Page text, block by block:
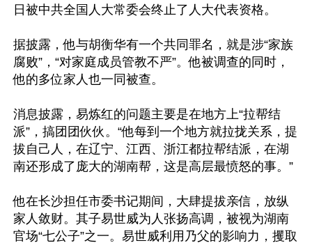
日被中共全国人大常委会终止了人大代表资格。
据披露，他与胡衡华有一个共同罪名，就是涉“家族
腐败”，“对家庭成员管教不严”。他被调查的同时，
他的多位家人也一同被查。
消息披露，易炼红的问题主要是在地方上“拉帮结
派”，搞团团伙伙。“他每到一个地方就拉拢关系，提
拔自己人，在辽宁、江西、浙江都拉帮结派，在湖
南还形成了庞大的湖南帮，这是高层最愤怒的事。”
他在长沙担任市委书记期间，大肆提拔亲信，放纵
家人敛财。其子易世威为人张扬高调，被视为湖南
官场“七公子”之一。易世威利用乃父的影响力，攫取